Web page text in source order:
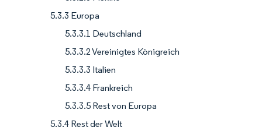
5.3.3 Europa
5.3.3.1 Deutschland
5.3.3.2 Vereinigtes Königreich
5.3.3.3 Italien
5.3.3.4 Frankreich
5.3.3.5 Rest von Europa
5.3.4 Rest der Welt